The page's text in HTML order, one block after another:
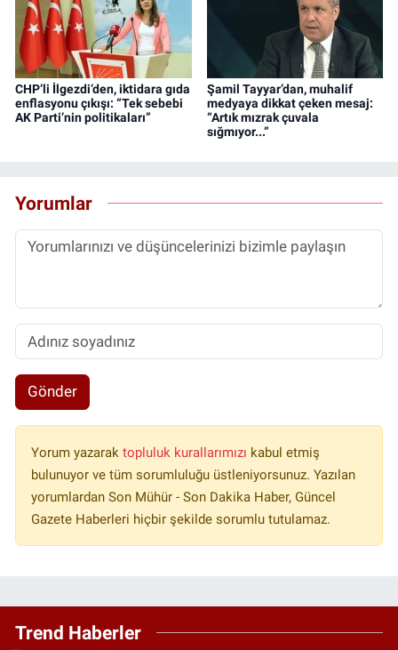
CHP’li İlgezdi’den, iktidara gıda
enflasyonu çıkışı: “Tek sebebi
AK Parti’nin politikaları”
Şamil Tayyar’dan, muhalif
medyaya dikkat çeken mesaj:
“Artık mızrak çuvala
sığmıyor...”
Yorumlar
Gönder
Yorum yazarak topluluk kurallarımızı kabul etmiş
bulunuyor ve tüm sorumluluğu üstleniyorsunuz. Yazılan
yorumlardan Son Mühür - Son Dakika Haber, Güncel
Gazete Haberleri hiçbir şekilde sorumlu tutulamaz.
Trend Haberler